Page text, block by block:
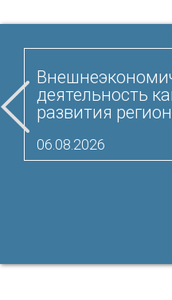
деятельность
развития
06.08.2026